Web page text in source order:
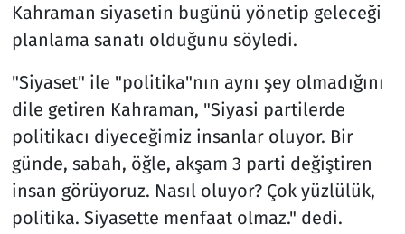
Kahraman siyasetin bugünü yönetip geleceği
planlama sanatı olduğunu söyledi.
"Siyaset" ile "politika"nın aynı şey olmadığını
dile getiren Kahraman, "Siyasi partilerde
politikacı diyeceğimiz insanlar oluyor. Bir
günde, sabah, öğle, akşam 3 parti değiştiren
insan görüyoruz. Nasıl oluyor? Çok yüzlülük,
politika. Siyasette menfaat olmaz." dedi.
Spor
Teknoloji ve Bilim
Televizyon